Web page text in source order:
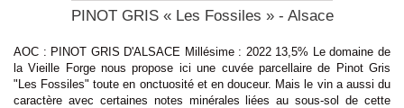
PINOT GRIS « Les Fossiles » - Alsace
AOC : PINOT GRIS D'ALSACE Millésime : 2022 13,5% Le domaine de
la Vieille Forge nous propose ici une cuvée parcellaire de Pinot Gris
"Les Fossiles" toute en onctuosité et en douceur. Mais le vin a aussi du
caractère avec certaines notes minérales liées au sous-sol de cette